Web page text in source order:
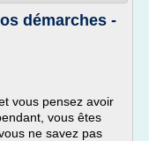
démarches -
vous pensez avoir
vous êtes
ne savez pas